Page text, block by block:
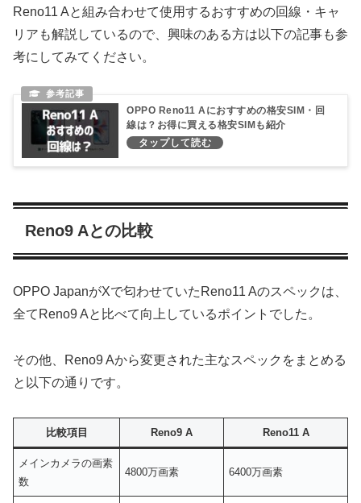
Reno11 Aと組み合わせて使用するおすすめの回線・キャ
リアも解説しているので、興味のある方は以下の記事も参
考にしてみてください。
OPPO Reno11 Aにおすすめの格安SIM・回
線は？お得に買える格安SIMも紹介
Reno9 Aとの比較
OPPO JapanがXで匂わせていたReno11 Aのスペックは、
全てReno9 Aと比べて向上しているポイントでした。
その他、Reno9 Aから変更された主なスペックをまとめる
と以下の通りです。
比較項目 Reno9 A Reno11 A
メインカメラの画素
数
4800万画素 6400万画素